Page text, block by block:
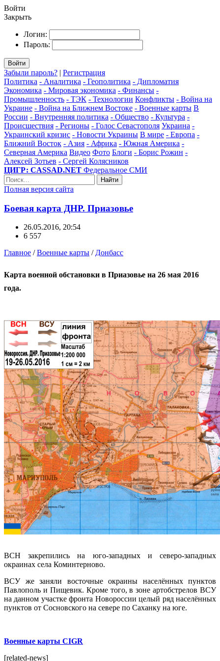
Войти
Закрыть
Логин:
Пароль:
Войти
Забыли пароль? | Регистрация
Политика - Аналитика - Геополитика - Дипломатия
Экономика - Мировая экономика - Финансы -
Промышленность - ТЭК - Технологии Конфликты - Война на
Украине - Война на Ближнем Востоке - Военные карты В
России - Внутренняя политика - Общество - Культура -
Происшествия - Регионы - Голос Севастополя Украина -
Украинский кризис - Новости Украины В мире - Европа -
Ближний Восток - Азия - Африка - Южная Америка -
Северная Америка Видео Фото Блоги - Борис Рожин -
Алексей Зотьев - Сергей Колясников
ЦИГР: CASSAD.NET Федеральное СМИ
Найти
Полная версия сайта
Боевая карта ДНР. Приазовье
26.05.2016, 20:54
6 557
Главное /Военные карты /Донбасс
Карта военной обстановки в Приазовье на 26 мая 2016
года.
ВСН закрепились на юго-западных и северо-западных
окраинах села Коминтерново.
ВСУ же заняли восточные окраины населённых пунктов
Павлополь и Пищевик. Кроме того, в зоне артобстрелов ВСУ
на данном участке фронта Новороссии целый ряд населённых
пунктов от Сосновского на севере по Саханку на юге.
Военные карты CIGR
[related-news]